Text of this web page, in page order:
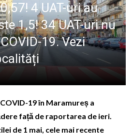
4 UAT-uri au
1,5! 34 UAT-uri nu
19. Vezi
19 în Maramureș a
față de raportarea de ieri.
de 1 mai, cele mai recente